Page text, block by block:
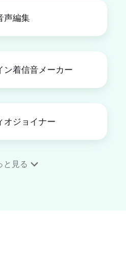
声編集
ン着信音メーカー
オジョイナー
と見る